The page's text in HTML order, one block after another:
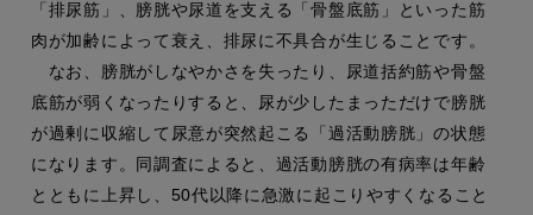
「排尿筋」、膀胱や尿道を支える「骨盤底筋」といった筋
肉が加齢によって衰え、排尿に不具合が生じることです。
なお、膀胱がしなやかさを失ったり、尿道括約筋や骨盤
底筋が弱くなったりすると、尿が少したまっただけで膀胱
が過剰に収縮して尿意が突然起こる「過活動膀胱」の状態
になります。同調査によると、過活動膀胱の有病率は年齢
とともに上昇し、50代以降に急激に起こりやすくなること